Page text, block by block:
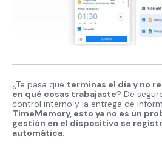
¿Te pasa que terminas el día y no
en qué cosas trabajaste? De
control interno y la entrega de
TimeMemory, esto ya no es un
gestión en el dispositivo se
automática.